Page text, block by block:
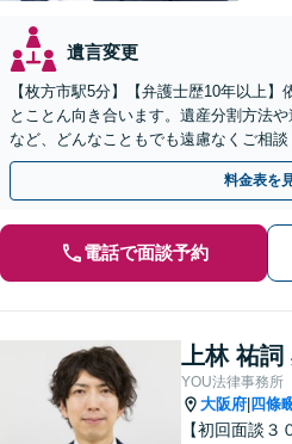
遺言変更
【枚方市駅5分】【弁護士歴10年以上
とことん向き合います。遺産分割方法
など、どんなこともでも遠慮なくご相談
宅や病院、介護施設へ出張可【Zoom面
料金表を
電話で面談予約
上林 祐詞
YOU法律事務所
大阪府 四條
【初回面談３